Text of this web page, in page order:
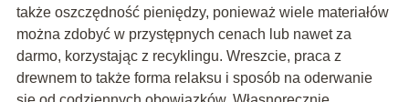
także oszczędność pieniędzy, ponieważ wiele materiałów
można zdobyć w przystępnych cenach lub nawet za
darmo, korzystając z recyklingu. Wreszcie, praca z
drewnem to także forma relaksu i sposób na oderwanie